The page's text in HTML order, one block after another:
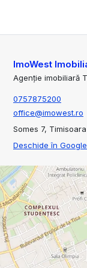
ImoWest
Agenție imobiliară
0757875200
office@imowest.ro
Somes 7, Timisoara
Deschide în